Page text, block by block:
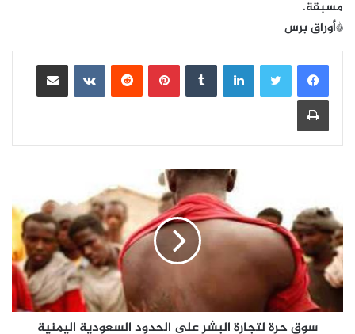
مسبقة.
*أوراق برس
لينكدإن بينتيريست
مشاركة عبر البريد
طباعة
سوق حرة لتجارة البشر على الحدود السعودية اليمنية